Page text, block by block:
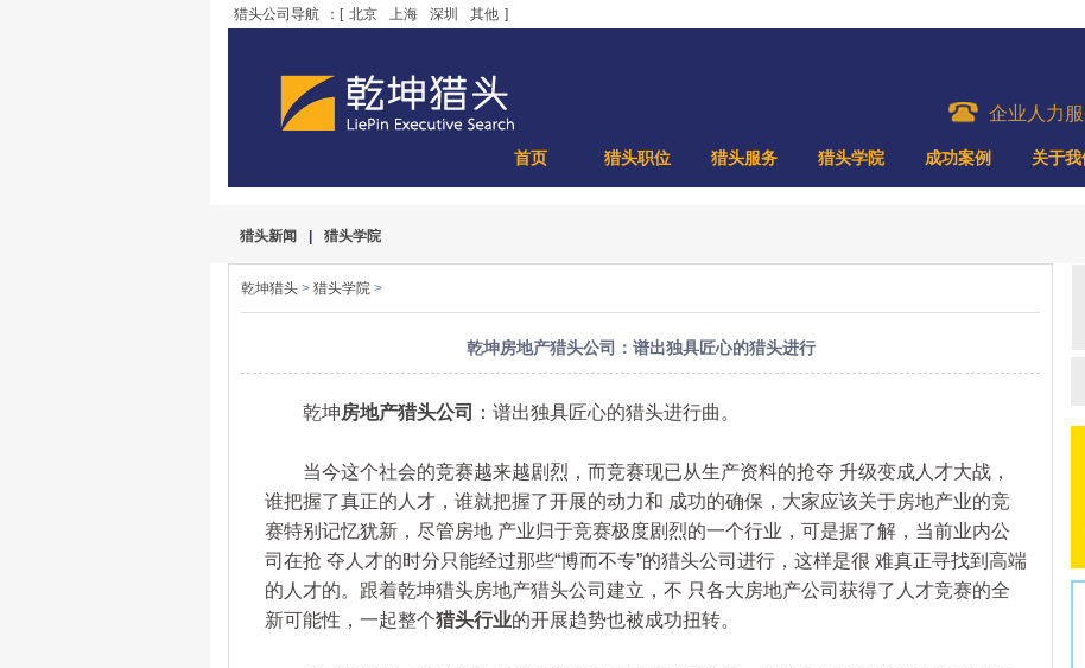
猎头公司导航 ：[ 北京 上海 深圳 其他 ]
企业人力服
首页 猎头职位 猎头服务 猎头学院 成功案例 关于我
猎头新闻 猎头学院
乾坤猎头 > 猎头学院 >
乾坤房地产猎头公司：谱出独具匠心的猎头进行
乾坤房地产猎头公司 ：谱出独具匠心的猎头进行曲。
当今这个社会的竞赛越来越剧烈，而竞赛现已从生产资料的抢夺 升级变成人才大战，
谁把握了真正的人才，谁就把握了开展的动力和 成功的确保，大家应该关于房地产业的竞
赛特别记忆犹新，尽管房地 产业归于竞赛极度剧烈的一个行业，可是据了解，当前业内公
司在抢 夺人才的时分只能经过那些“博而不专”的猎头公司进行，这样是很 难真正寻找到高端
的人才的。跟着乾坤猎头房地产猎头公司建立，不 只各大房地产公司获得了人才竞赛的全
新可能性，一起整个猎头行业的开展趋势也被成功扭转。